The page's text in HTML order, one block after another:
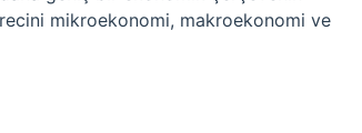
mikroekonomi, makroekonomi ve